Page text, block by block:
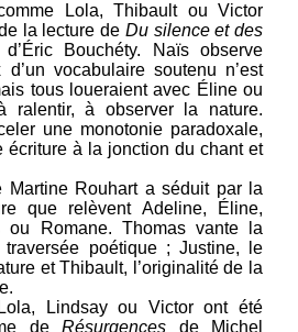
de Martine Rouhart
lycéens 2026 du
Lola, Thibault ou Victor
la lecture de Du silence et des
Bouchéty. Naïs observe
vocabulaire soutenu n’est
tous loueraient avec Éline ou
ralentir, à observer la nature.
une monotonie paradoxale,
écriture à la jonction du chant et
Rouhart a séduit par la
que relèvent Adeline, Éline,
ou Romane. Thomas vante la
poétique ; Justine, le
et Thibault, l’originalité de la
Lindsay ou Victor ont été
de Résurgences de Michel